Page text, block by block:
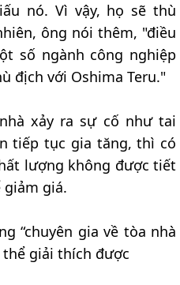
nó. Vì vậy, họ sẽ thù
ông nói thêm, "điều
số ngành công nghiệp
địch với Oshima Teru."
xảy ra sự cố như tai
tiếp tục gia tăng, thì có
lượng không được tiết
giá.
“chuyên gia về tòa nhà
thể giải thích được